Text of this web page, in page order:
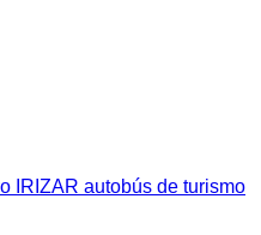
IRIZAR autobús de turismo